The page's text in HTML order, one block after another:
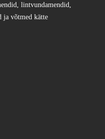
lintvundamendid,
ja võtmed kätte